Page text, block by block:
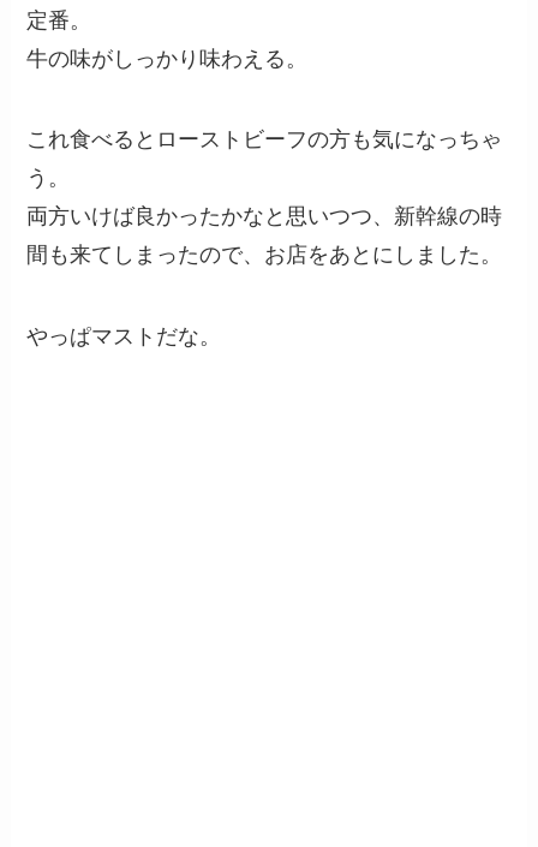
定番。
牛の味がしっかり味わえる。
これ食べるとローストビーフの方も気になっちゃ
う。
両方いけば良かったかなと思いつつ、新幹線の時
間も来てしまったので、お店をあとにしました。
やっぱマストだな。